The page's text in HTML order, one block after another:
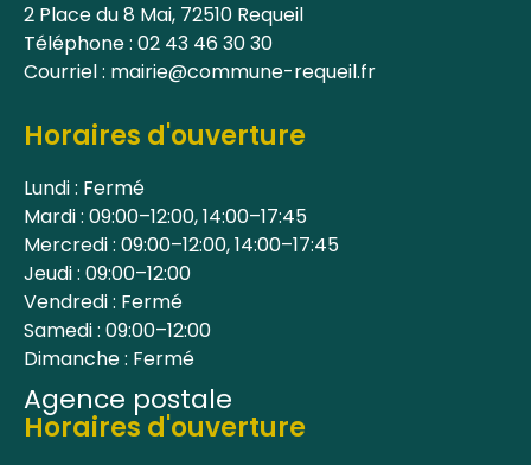
2 Place du 8 Mai, 72510 Requeil
Téléphone : 02 43 46 30 30
Courriel : mairie@commune-requeil.fr
Horaires d'ouverture
Lundi : Fermé
Mardi : 09:00–12:00, 14:00–17:45
Mercredi : 09:00–12:00, 14:00–17:45
Jeudi : 09:00–12:00
Vendredi : Fermé
Samedi : 09:00–12:00
Dimanche : Fermé
Agence postale
Horaires d'ouverture